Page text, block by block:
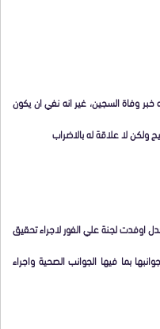
وفاة السجين، غير انه نفي ان يكون
ولكن لا علاقة له بالاضراب
اوفدت لجنة علي الفور لاجراء تحقيق
بما فيها الجوانب الصحية واجراء